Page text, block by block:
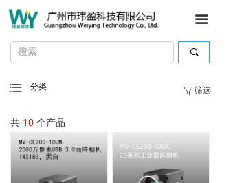
끠
끀
ꁒ 筛选
ꂇ
共 10 个产品
分类